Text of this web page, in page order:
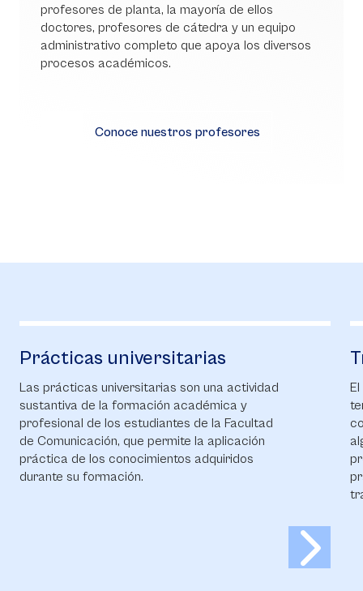
profesores de planta, la mayoría de ellos
doctores, profesores de cátedra y un equipo
administrativo completo que apoya los diversos
procesos académicos.
Conoce nuestros profesores
Prácticas universitarias
Las prácticas universitarias son una actividad
sustantiva de la formación académica y
profesional de los estudiantes de la Facultad
de Comunicación, que permite la aplicación
práctica de los conocimientos adquiridos
durante su formación.